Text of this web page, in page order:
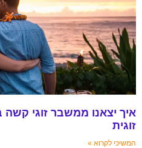
איך יצאנו ממשבר זוגי
זוגית
המשיכי לקרוא »